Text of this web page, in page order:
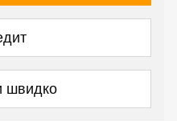
швидко